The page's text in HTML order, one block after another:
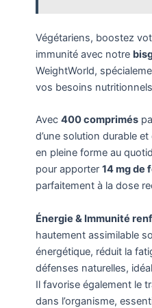
Végétariens, boostez
immunité avec notre
WeightWorld,
vos besoins
Avec 400 comprimés
d’une solution durable
en pleine forme au
pour apporter 14 mg de
parfaitement à la dose
Énergie & Immunité
hautement assimilable
énergétique, réduit la
défenses naturelles,
Il favorise également le
dans l’organisme,